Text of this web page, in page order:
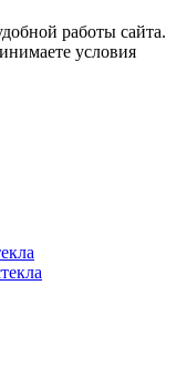
работы сайта.
условия